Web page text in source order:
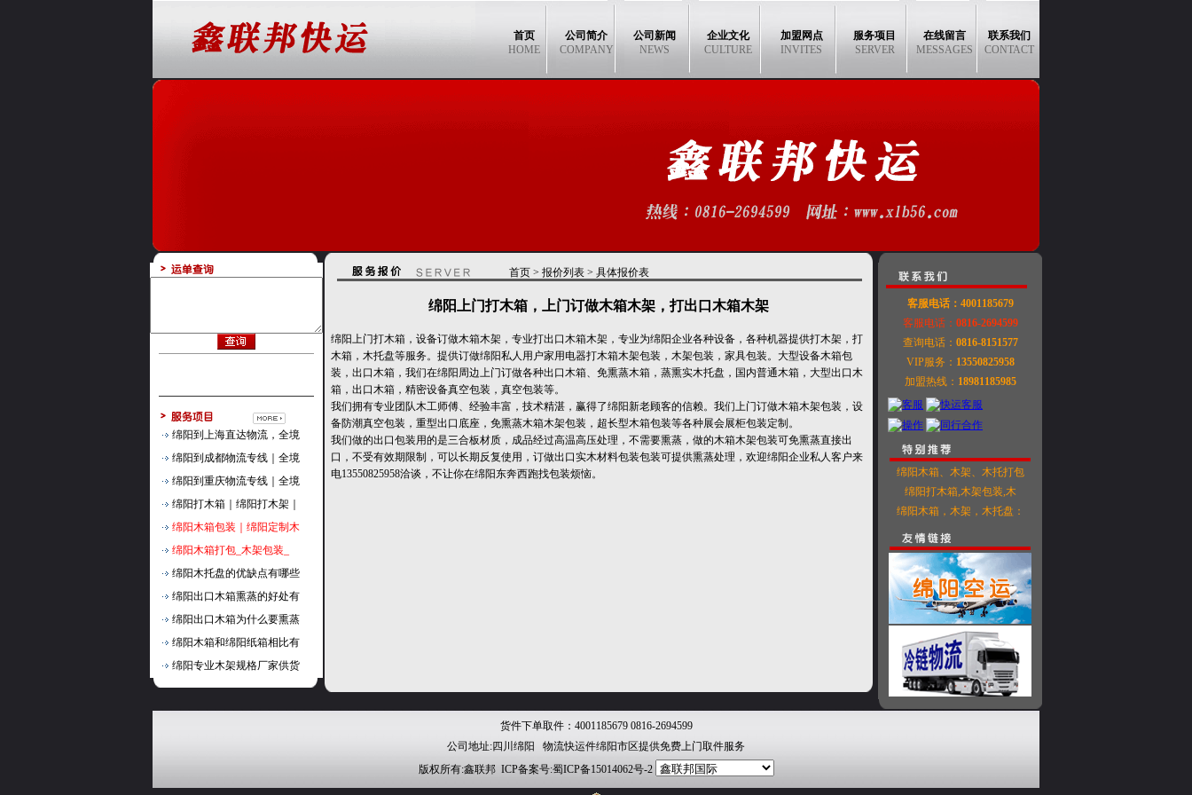
首页 公司简介 公司新闻 企业文化 加盟网点 服务项目 在线留言
联系我们
HOME
COMPANY NEWS CULTURE INVITES SERVER MESSAGES CONTACT
绵阳到上海直达物流，全境
绵阳到成都物流专线｜全境
绵阳到重庆物流专线｜全境
绵阳打木箱｜绵阳打木架｜
绵阳木箱包装｜绵阳定制木
绵阳木箱打包_木架包装_
绵阳木托盘的优缺点有哪些
绵阳出口木箱熏蒸的好处有
绵阳出口木箱为什么要熏蒸
绵阳木箱和绵阳纸箱相比有
绵阳专业木架规格厂家供货
首页> 报价列表> 具体报价表
绵阳上门打木箱，上门订做木箱木架，打出口木箱木架
绵阳上门打木箱，设备订做木箱木架，专业打出口木箱木架，专业为绵阳企业各种设备，各种机器提供打木架，打
木箱，木托盘等服务。提供订做绵阳私人用户家用电器打木箱木架包装，木架包装，家具包装。大型设备木箱包
装，出口木箱，我们在绵阳周边上门订做各种出口木箱、免熏蒸木箱，蒸熏实木托盘，国内普通木箱，大型出口木
箱，出口木箱，精密设备真空包装，真空包装等。
我们拥有专业团队木工师傅、经验丰富，技术精湛，赢得了绵阳新老顾客的信赖。我们上门订做木箱木架包装，设
备防潮真空包装，重型出口底座，免熏蒸木箱木架包装，超长型木箱包装等各种展会展柜包装定制。
我们做的出口包装用的是三合板材质，成品经过高温高压处理，不需要熏蒸，做的木箱木架包装可免熏蒸直接出
口，不受有效期限制，可以长期反复使用，订做出口实木材料包装包装可提供熏蒸处理，欢迎绵阳企业私人客户来
电13550825958洽谈，不让你在绵阳东奔西跑找包装烦恼。
客服电话：4001185679
客服电话： 0816-2694599
查询电话： 0816-8151577
VIP服务： 13550825958
加盟热线： 18981185985
绵阳木箱、木架、木托打包
绵阳打木箱,木架包装,木
绵阳木箱，木架，木托盘：
货件下单取件：4001185679 0816-2694599
公司地址:四川绵阳 物流快运件绵阳市区提供免费上门取件服务
版权所有:鑫联邦 ICP备案号:蜀ICP备15014062号-2